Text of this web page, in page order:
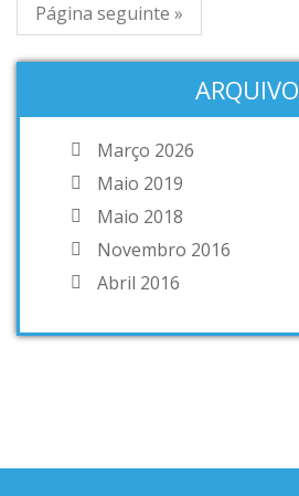
Página seguinte »
ARQUIVO
Março 2026
Maio 2019
Maio 2018
Novembro 2016
Abril 2016